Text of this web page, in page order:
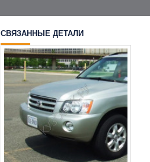
СВЯЗАННЫЕ ДЕТАЛИ